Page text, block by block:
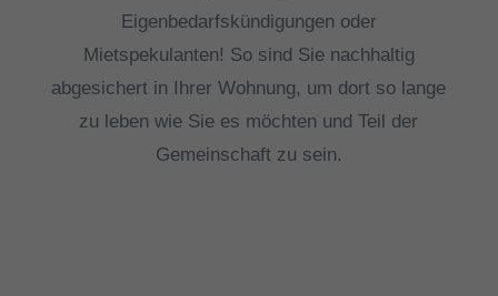
Eigenbedarfskündigungen oder
Mietspekulanten! So sind Sie nachhaltig
abgesichert in Ihrer Wohnung, um dort so lange
zu leben wie Sie es möchten und Teil der
Gemeinschaft zu sein.